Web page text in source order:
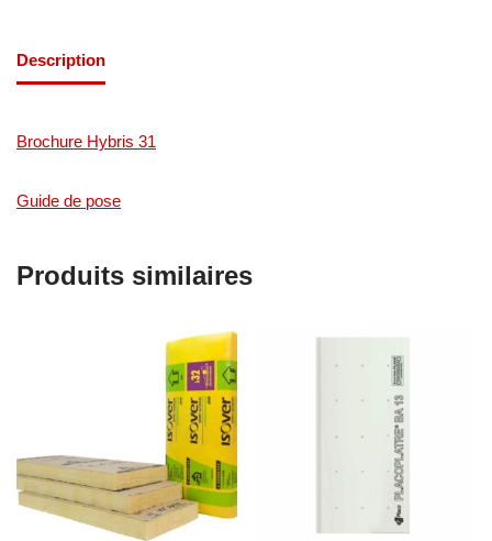
Description
Brochure Hybris 31
Guide de pose
Produits similaires